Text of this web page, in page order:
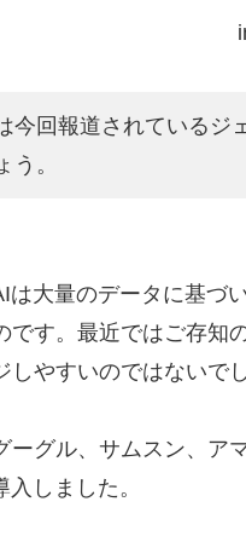
今回報道されているジ
う。
は大量のデータに基づ
す。 最近ではご存知
しやすいのではないで
ーグル、サムスン、ア
しました。